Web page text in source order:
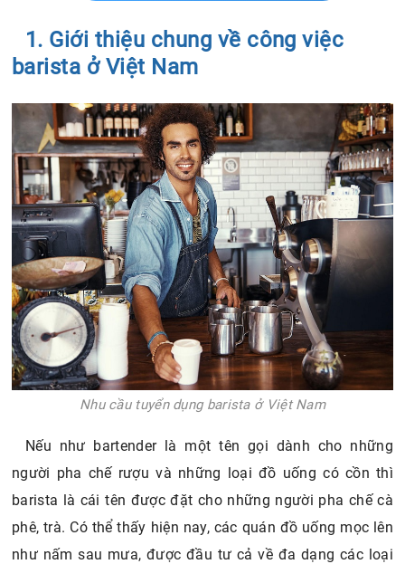
1. Giới thiệu chung về công việc
barista ở Việt Nam
Nhu cầu tuyển dụng barista ở Việt Nam
Nếu như bartender là một tên gọi dành cho những
người pha chế rượu và những loại đồ uống có cồn thì
barista là cái tên được đặt cho những người pha chế cà
phê, trà. Có thể thấy hiện nay, các quán đồ uống mọc lên
như nấm sau mưa, được đầu tư cả về đa dạng các loại